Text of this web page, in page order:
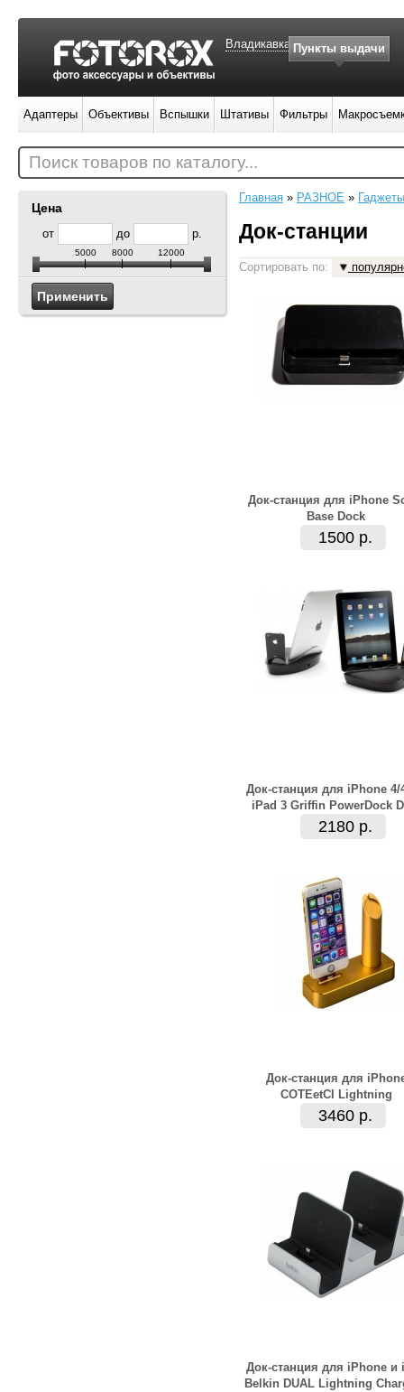
Цена
от до р.
5000 8000 12000
Главная » РАЗНОЕ » Гаджеты
Док-станции
Сортировать по:
Док-станция для iPhone
Base Dock
1500 р.
Док-станция для iPhone 4/
iPad 3 Griffin PowerDock
2180 р.
Док-станция для
COTEetCI Lightning
3460 р.
Док-станция для iPhone и
Belkin DUAL Lightning
ВладикавказПункты выдачи
Адаптеры Объективы Вспышки Штативы Фильтры
Поиск товаров по каталогу...